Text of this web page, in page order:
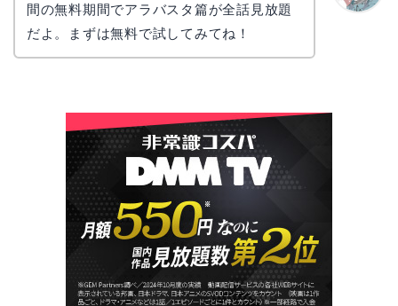
間の無料期間でアラバスタ篇が全話見放題
だよ。まずは無料で試してみてね！